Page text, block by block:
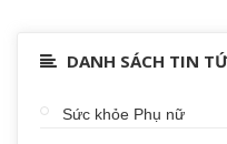
DANH SÁCH TIN
Sức khỏe Phụ nữ